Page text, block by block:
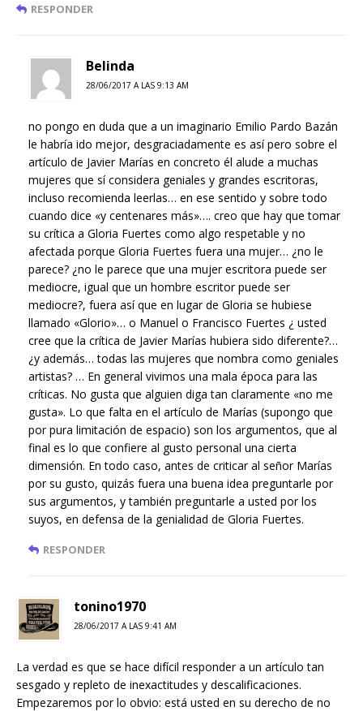
RESPONDER
Belinda
28/06/2017 A LAS 9:13 AM
no pongo en duda que a un imaginario Emilio Pardo Bazán
le habría ido mejor, desgraciadamente es así pero sobre el
artículo de Javier Marías en concreto él alude a muchas
mujeres que sí considera geniales y grandes escritoras,
incluso recomienda leerlas… en ese sentido y sobre todo
cuando dice «y centenares más»…. creo que hay que tomar
su crítica a Gloria Fuertes como algo respetable y no
afectada porque Gloria Fuertes fuera una mujer… ¿no le
parece? ¿no le parece que una mujer escritora puede ser
mediocre, igual que un hombre escritor puede ser
mediocre?, fuera así que en lugar de Gloria se hubiese
llamado «Glorio»… o Manuel o Francisco Fuertes ¿ usted
cree que la crítica de Javier Marías hubiera sido diferente?…
¿y además… todas las mujeres que nombra como geniales
artistas? … En general vivimos una mala época para las
críticas. No gusta que alguien diga tan claramente «no me
gusta». Lo que falta en el artículo de Marías (supongo que
por pura limitación de espacio) son los argumentos, que al
final es lo que confiere al gusto personal una cierta
dimensión. En todo caso, antes de criticar al señor Marías
por su gusto, quizás fuera una buena idea preguntarle por
sus argumentos, y también preguntarle a usted por los
suyos, en defensa de la genialidad de Gloria Fuertes.
RESPONDER
tonino1970
28/06/2017 A LAS 9:41 AM
La verdad es que se hace difícil responder a un artículo tan
sesgado y repleto de inexactitudes y descalificaciones.
Empezaremos por lo obvio: está usted en su derecho de no